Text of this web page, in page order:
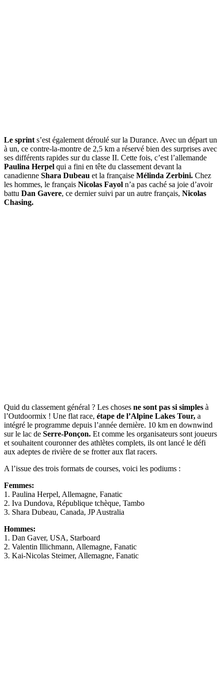
Le sprint s’est également déroulé sur la Durance. Avec un départ un
à un, ce contre-la-montre de 2,5 km a réservé bien des surprises avec
ses différents rapides sur du classe II. Cette fois, c’est l’allemande
Paulina Herpel qui a fini en tête du classement devant la
canadienne Shara Dubeau et la française Mélinda Zerbini. Chez
les hommes, le français Nicolas Fayol n’a pas caché sa joie d’avoir
battu Dan Gavere, ce dernier suivi par un autre français, Nicolas
Chasing.
Quid du classement général ? Les choses ne sont pas si simples à
l’Outdoormix ! Une flat race, étape de l’Alpine Lakes Tour, a
intégré le programme depuis l’année dernière. 10 km en downwind
sur le lac de Serre-Ponçon. Et comme les organisateurs sont joueurs
et souhaitent couronner des athlètes complets, ils ont lancé le défi
aux adeptes de rivière de se frotter aux flat racers.
A l’issue des trois formats de courses, voici les podiums :
Femmes:
1. Paulina Herpel, Allemagne, Fanatic
2. Iva Dundova, République tchèque, Tambo
3. Shara Dubeau, Canada, JP Australia
Hommes:
1. Dan Gaver, USA, Starboard
2. Valentin Illichmann, Allemagne, Fanatic
3. Kai-Nicolas Steimer, Allemagne, Fanatic